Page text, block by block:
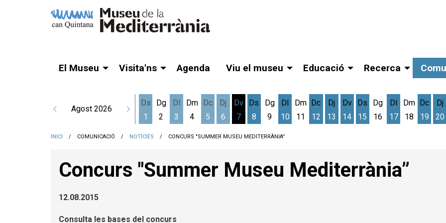
El Museu Visita'ns Agenda Viu el museu Educació Recerca
Agost 2026
Ds
1
Dg
2
Dl
3
Dm
4
Dc
5
Dj
6
Dv
7
Ds
8
Dg
9
Dl
10
Dm
11
Dc
12
Dj
13
Dv
14
Ds
15
Dg
16
Dl
17
Dm
18
Dc
19
Dj
20
INICI COMUNICACIÓ NOTÍCIES CONCURS "SUMMER MUSEU MEDITERRÀNIA”
Concurs "Summer Museu Mediterrània”
12.08.2015
Consulta les bases del concurs